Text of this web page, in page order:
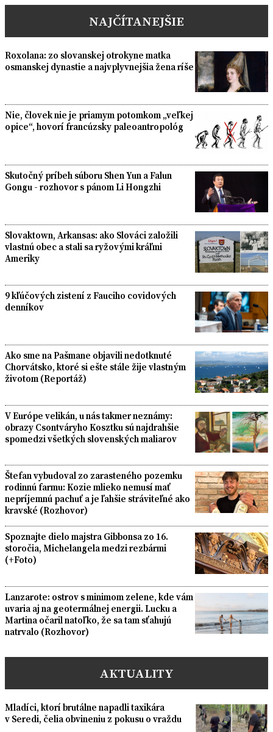
NAJČÍTANEJŠIE
Roxolana: zo slovanskej otrokyne matka
osmanskej dynastie a najvplyvnejšia žena ríše
Nie, človek nie je priamym potomkom „veľkej
opice“, hovorí francúzsky paleoantropológ
Skutočný príbeh súboru Shen Yun a Falun
Gongu - rozhovor s pánom Li Hongzhi
Slovaktown, Arkansas: ako Slováci založili
vlastnú obec a stali sa ryžovými kráľmi
Ameriky
9 kľúčových zistení z Fauciho covidových
denníkov
Ako sme na Pašmane objavili nedotknuté
Chorvátsko, ktoré si ešte stále žije vlastným
životom (Reportáž)
V Európe velikán, u nás takmer neznámy:
obrazy Csontváryho Kosztku sú najdrahšie
spomedzi všetkých slovenských maliarov
Štefan vybudoval zo zarasteného pozemku
rodinnú farmu: Kozie mlieko nemusí mať
nepríjemnú pachuť a je ľahšie stráviteľné ako
kravské (Rozhovor)
Spoznajte dielo majstra Gibbonsa zo 16.
storočia, Michelangela medzi rezbármi
(+Foto)
Lanzarote: ostrov s minimom zelene, kde vám
uvaria aj na geotermálnej energii. Lucku a
Martina očaril natoľko, že sa tam sťahujú
natrvalo (Rozhovor)
AKTUALITY
Mladíci, ktorí brutálne napadli taxikára
v Seredi, čelia obvineniu z pokusu o vraždu